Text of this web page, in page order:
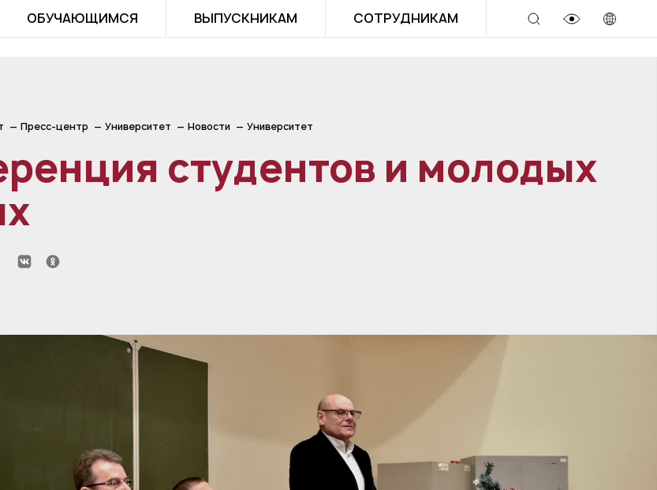
ОБУЧАЮЩИМСЯ ВЫПУСКНИКАМ СОТРУДНИКАМ
Пресс-центр Университет Новости Университет
студентов и молодых